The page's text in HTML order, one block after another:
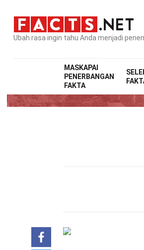
Ubah rasa ingin tahu Anda menjadi
MASKAPAI
PENERBANGAN
FAKTA